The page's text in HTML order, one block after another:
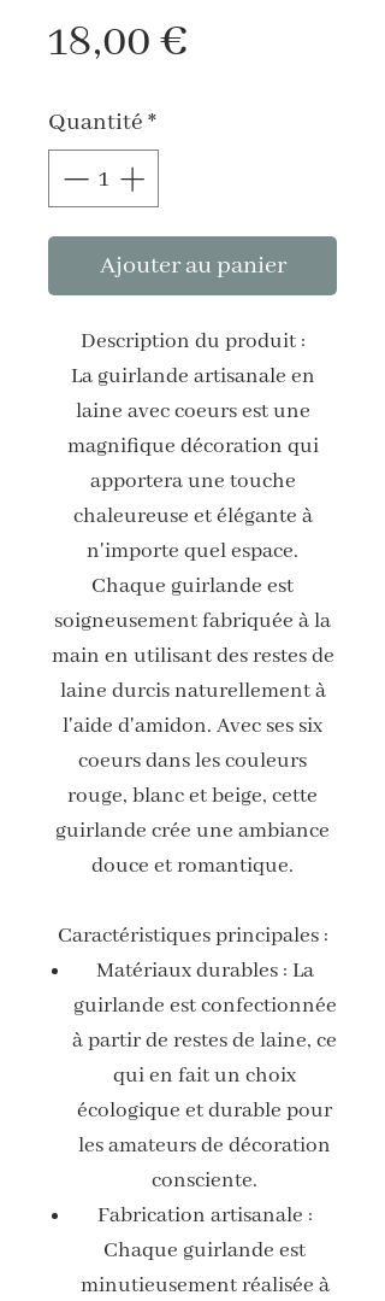
18,00 €
Quantité *
Ajouter au panier
Description du produit :
La guirlande artisanale en
laine avec coeurs est une
magnifique décoration qui
apportera une touche
chaleureuse et élégante à
n'importe quel espace.
Chaque guirlande est
soigneusement fabriquée à la
main en utilisant des restes de
laine durcis naturellement à
l'aide d'amidon. Avec ses six
coeurs dans les couleurs
rouge, blanc et beige, cette
guirlande crée une ambiance
douce et romantique.
Caractéristiques principales :
Matériaux durables : La
guirlande est confectionnée
à partir de restes de laine, ce
qui en fait un choix
écologique et durable pour
les amateurs de décoration
consciente.
Fabrication artisanale :
Chaque guirlande est
minutieusement réalisée à